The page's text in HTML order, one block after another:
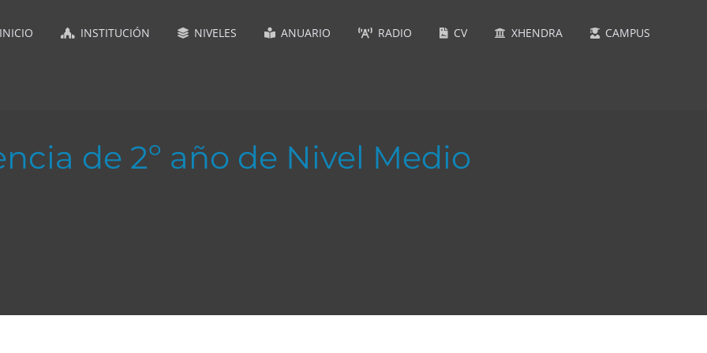
INICIO INSTITUCIÓN NIVELES ANUARIO RADIO CV XHENDRA CAMPUS
de 2º año de Nivel Medio